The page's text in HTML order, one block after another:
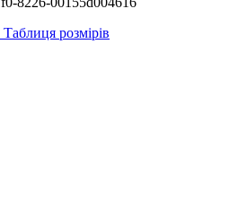
Таблиця розмірів